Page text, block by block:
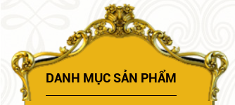
DANH MỤC SẢN PHẨM